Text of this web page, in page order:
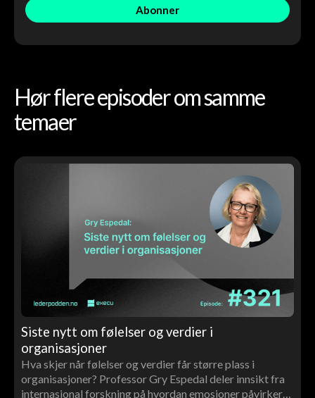
Hør flere episoder om samme
temaer
Siste nytt om følelser og verdier i
organisasjoner
Hva skjer når følelser og verdier får større plass i
organisasjoner? Professor Gry Espedal deler innsikt fra
internasjonal forskning på hvordan emosjoner påvirker